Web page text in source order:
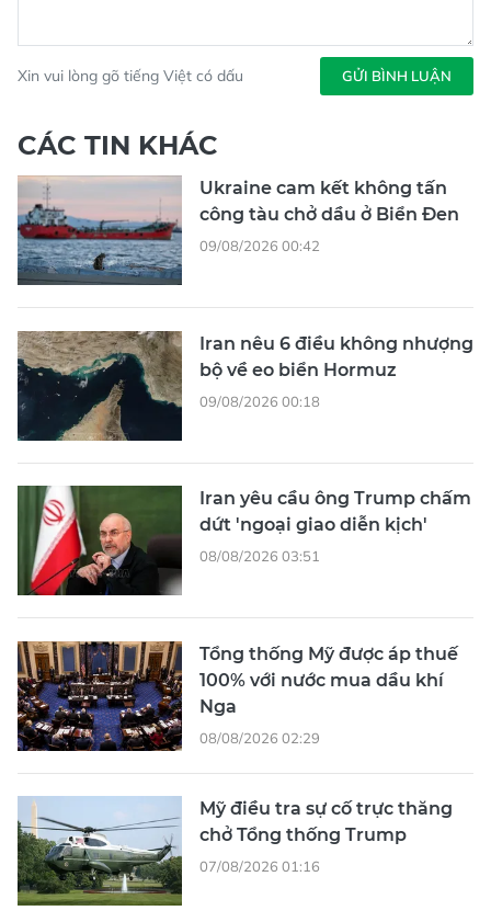
Xin vui lòng gõ tiếng Việt có dấu GỬI BÌNH LUẬN
CÁC TIN KHÁC
Ukraine cam kết không tấn
công tàu chở dầu ở Biển Đen
09/08/2026 00:42
Iran nêu 6 điều không nhượng
bộ về eo biển Hormuz
09/08/2026 00:18
Iran yêu cầu ông Trump chấm
dứt 'ngoại giao diễn kịch'
08/08/2026 03:51
Tổng thống Mỹ được áp thuế
100% với nước mua dầu khí
Nga
08/08/2026 02:29
Mỹ điều tra sự cố trực thăng
chở Tổng thống Trump
07/08/2026 01:16